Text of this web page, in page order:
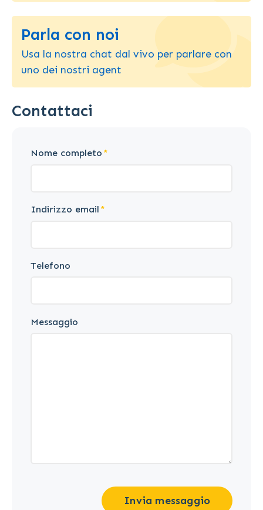
Parla con noi
Usa la nostra chat dal vivo per parlare con
uno dei nostri agent
Contattaci
Nome completo
Indirizzo email
Telefono
Messaggio
Invia messaggio